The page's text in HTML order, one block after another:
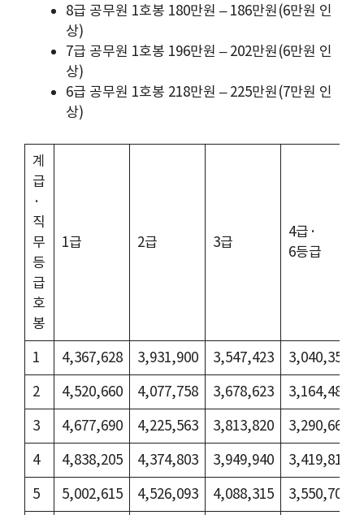
8급 공무원 1호봉 180만원 – 186만원(6만원 인
상)
7급 공무원 1호봉 196만원 – 202만원(6만원 인
상)
6급 공무원 1호봉 218만원 – 225만원(7만원 인
상)
계
급
·
직
무
등
급
호
봉
1급 2급 3급
4급·
6등급
1 4,367,628 3,931,900 3,547,423 3,040,355
2
4,520,660 4,077,758 3,678,623 3,164,483
3
4,677,690 4,225,563 3,813,820 3,290,660
4
4,838,205 4,374,803 3,949,940 3,419,810
5
5,002,615 4,526,093 4,088,315 3,550,703